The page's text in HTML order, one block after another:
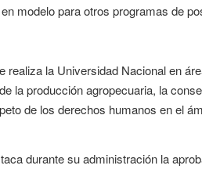
modelo para otros programas de
la Universidad Nacional en
la producción agropecuaria, la
de los derechos humanos en el
durante su administración la